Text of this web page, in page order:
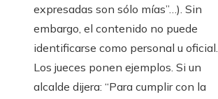
expresadas son sólo mías”…). Sin
embargo, el contenido no puede
identificarse como personal u oficial.
Los jueces ponen ejemplos. Si un
alcalde dijera: “Para cumplir con la